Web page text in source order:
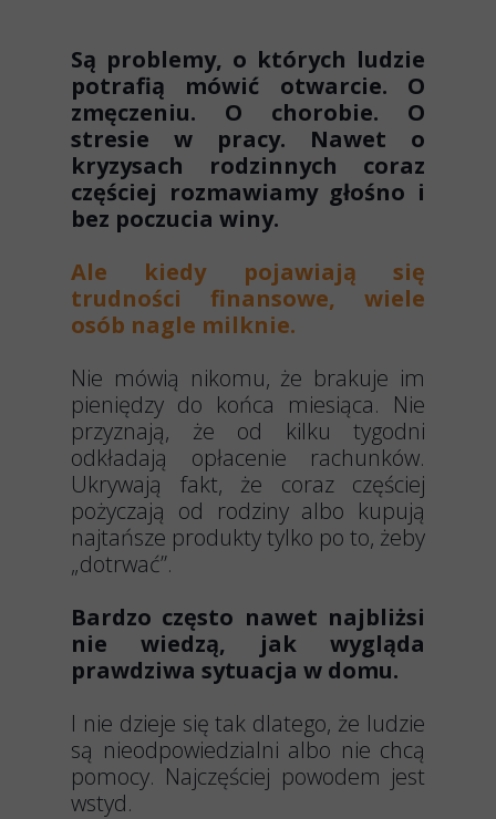
Są problemy, o których ludzie
potrafią mówić otwarcie. O
zmęczeniu. O chorobie. O
stresie w pracy. Nawet o
kryzysach rodzinnych coraz
częściej rozmawiamy głośno i
bez poczucia winy.
Ale kiedy pojawiają się
trudności finansowe, wiele
osób nagle milknie.
Nie mówią nikomu, że brakuje im
pieniędzy do końca miesiąca. Nie
przyznają, że od kilku tygodni
odkładają opłacenie rachunków.
Ukrywają fakt, że coraz częściej
pożyczają od rodziny albo kupują
najtańsze produkty tylko po to, żeby
„dotrwać”.
Bardzo często nawet najbliżsi
nie wiedzą, jak wygląda
prawdziwa sytuacja w domu.
I nie dzieje się tak dlatego, że ludzie
są nieodpowiedzialni albo nie chcą
pomocy. Najczęściej powodem jest
wstyd.